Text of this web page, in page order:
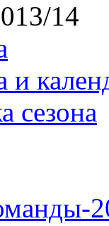
14
и
сезона